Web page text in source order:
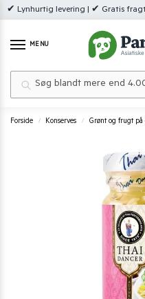
✔ Lynhurtig levering | ✔ Gratis
MENU
Forside / Konserves / Grønt og frugt på